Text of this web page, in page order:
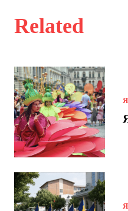
Related